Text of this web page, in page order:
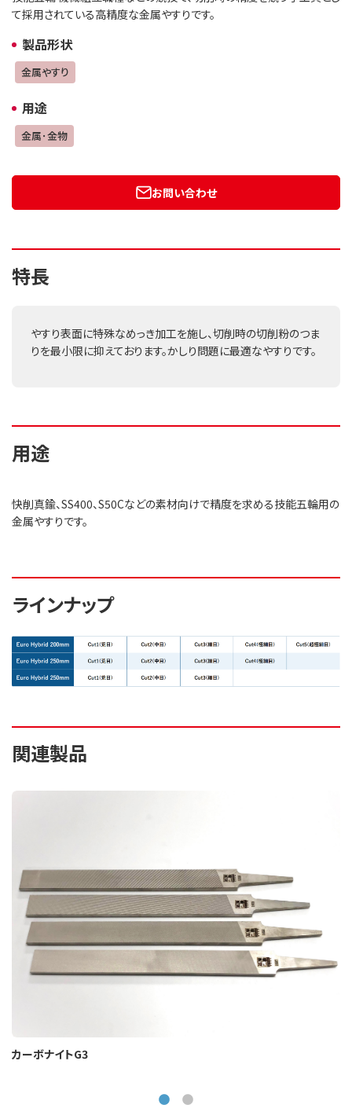
て採用されている高精度な金属やすりです。
製品形状
金属やすり
用途
金属･金物
お問い合わせ
特長
やすり表面に特殊なめっき加工を施し、切削時の切削粉のつま
りを最小限に抑えております。かしり問題に最適なやすりです。
用途
快削真鍮、SS400、S50Cなどの素材向けで精度を求める技能五輪用の
金属やすりです。
ラインナップ
関連製品
カーボナイトG3